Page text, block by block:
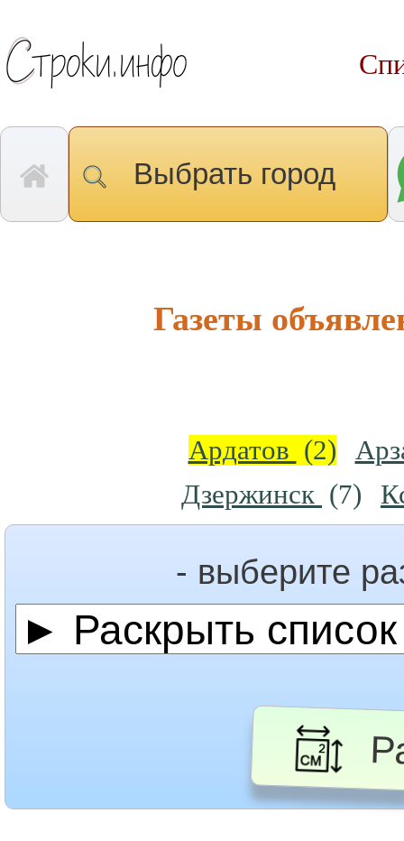
Выбрать город
Газеты
Ардатов (2)
Дзержинск (7)
- выберите